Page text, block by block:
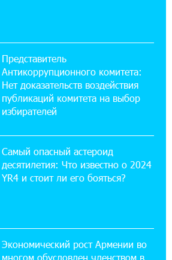
вклад «Стабильный» — до
и оформление в мобильном
30-07-2026
Rate.Trading на Seaside Startup
29-07-2026
открытие Khachaturian Rooftop
IDBank
28-07-2026
Представитель
Антикоррупционного комитета:
Нет доказательств воздействия
публикаций комитета на выбор
избирателей
Самый опасный астероид
десятилетия: Что известно о 2024
YR4 и стоит ли его бояться?
Экономический рост Армении во
многом обусловлен членством в